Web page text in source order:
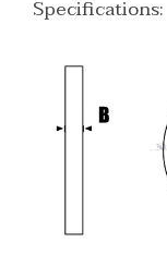
Specifications: